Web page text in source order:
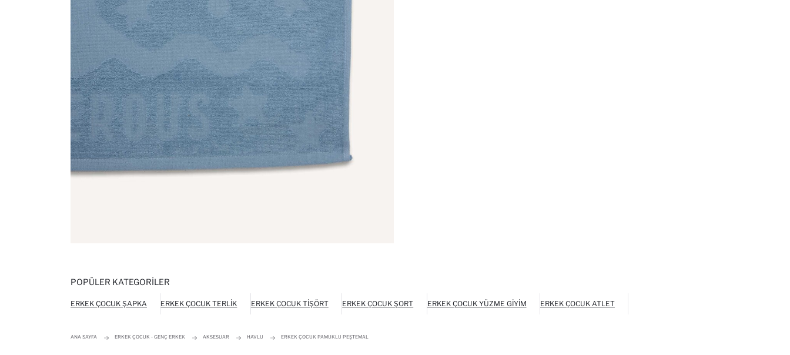
POPÜLER KATEGORILER
ERKEK ÇOCUK ŞAPKA ERKEK ÇOCUK TERLIK ERKEK ÇOCUK TIŞÖRT ERKEK ÇOCUK ŞORT ERKEK ÇOCUK YÜZME GIYIM ERKEK ÇOCUK ATLET
ANA SAYFA ERKEK ÇOCUK - GENÇ ERKEK AKSESUAR HAVLU ERKEK ÇOCUK PAMUKLU PEŞTEMAL